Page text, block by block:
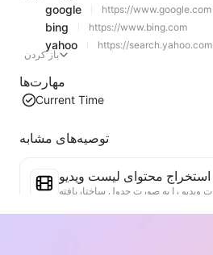
google https://www.google.com
bing https://www.bing.com
yahoo
https://search.yahoo.com
باز کردن
مهارت‌ها
Current Time
توصیه‌های مشابه
استخراج محتوای لیست ویدیو